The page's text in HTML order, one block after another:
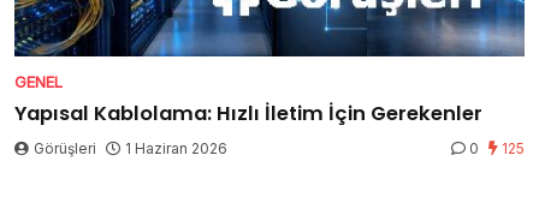
GENEL
Yapısal Kablolama: Hızlı İletim İçin Gerekenler
Görüşleri 1 Haziran 2026 0 125